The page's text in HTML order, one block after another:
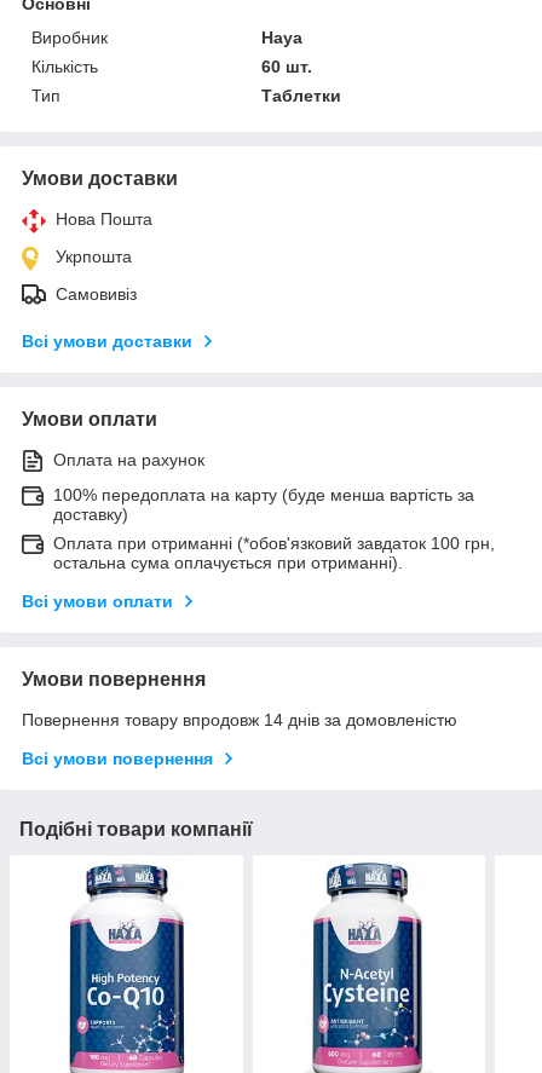
Виробник
Haya
Кількість
60 шт.
Тип
Таблетки
Умови доставки
Нова Пошта
Укрпошта
Самовивіз
Всі умови доставки
Умови оплати
Оплата на рахунок
100% передоплата на карту (буде менша вартість за
доставку)
Оплата при отриманні (*обов'язковий завдаток 100 грн,
остальна сума оплачується при отриманні).
Всі умови оплати
Умови повернення
Повернення товару впродовж 14 днів за домовленістю
Всі умови повернення
Подібні товари компанії